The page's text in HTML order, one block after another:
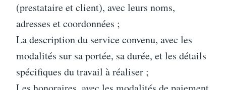
(prestataire et client), avec leurs noms,
adresses et coordonnées ;
La description du service convenu, avec les
modalités sur sa portée, sa durée, et les détails
spécifiques du travail à réaliser ;